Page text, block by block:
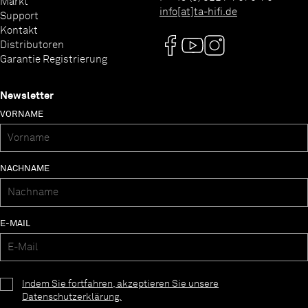
Support
Kontakt
Distributoren
Garantie Registrierung
info[at]ta-hifi.de
Newsletter
VORNAME
NACHNAME
E-MAIL
Indem Sie fortfahren, akzeptieren Sie unsere
Datenschutzerklärung.